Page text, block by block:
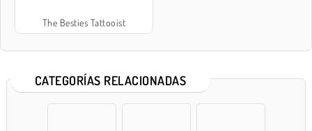
The Besties Tattooist
CATEGORÍAS RELACIONADAS